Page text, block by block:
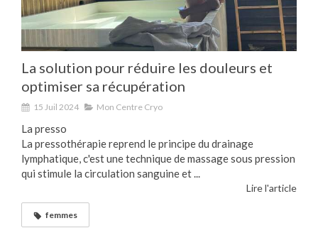
La solution pour réduire les douleurs et
optimiser sa récupération
15 Juil 2024 Mon Centre Cryo
La presso
La pressothérapie reprend le principe du drainage
lymphatique, c'est une technique de massage sous pression
qui stimule la circulation sanguine et ...
Lire l'article
femmes